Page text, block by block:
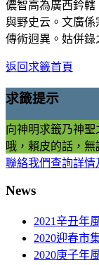
儂智高為廣西鈐轄
與野史云。文廣係
傳術迥異。姑併錄
返回求籤首頁
求籤提示
向神明求籤乃神
哦，賴皮的話，
聯絡我們查詢詳情
News
2021辛丑年
2020迎春市
2020庚子年